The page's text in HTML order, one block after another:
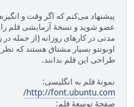
پیشنهاد می‌کنم که اگر وقت و
عضو شوید و نسخهٔ آزمایشی قلم را
مدتی در کارهای روزانه (از جمله
اوبونتو بسیار مشتاق هستند که
طراحی این قلم بدانند.
نمونهٔ‌ قلم به انگلیسی:
http://font.ubuntu.com/
صفحهٔ توسعهٔ قلم: